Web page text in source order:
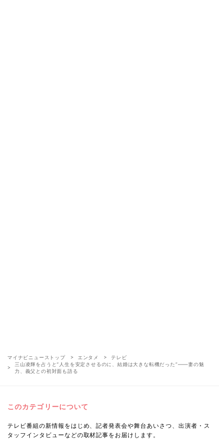
マイナビニューストップ エンタメ
テレビ
三山凌輝を占うと“人生を安定させるのに、結婚は大きな転機だった”――妻の魅
力、義父との初対面も語る
このカテゴリーについて
テレビ番組の新情報をはじめ、記者発表会や舞台あいさつ、出演者・ス
タッフインタビューなどの取材記事をお届けします。